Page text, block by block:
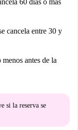
60 días o más
cancela entre 30 y
antes de la
si la reserva se